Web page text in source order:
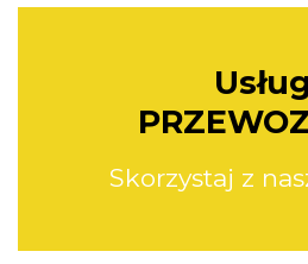
Skorzystaj z